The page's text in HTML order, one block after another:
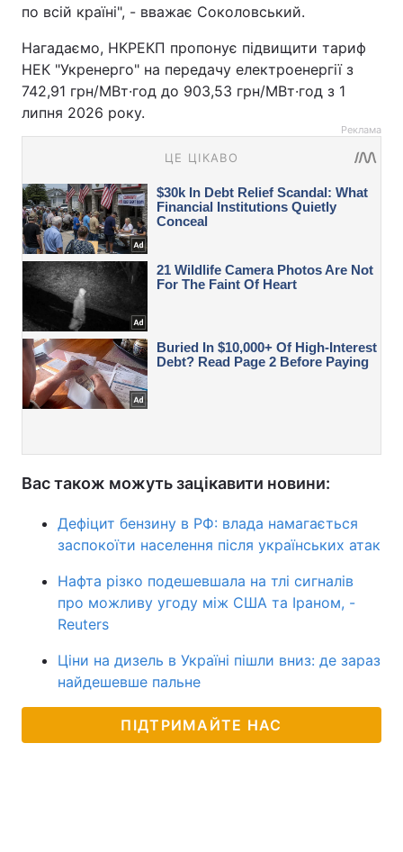
по всій країні", - вважає Соколовський.
Нагадаємо, НКРЕКП пропонує підвищити тариф
НЕК "Укренерго" на передачу електроенергії з
742,91 грн/МВт·год до 903,53 грн/МВт·год з 1
липня 2026 року.⁩
Реклама
Вас також можуть зацікавити новини:
Дефіцит бензину в РФ: влада намагається
заспокоїти населення після українських атак
Нафта різко подешевшала на тлі сигналів
про можливу угоду між США та Іраном, -
Reuters
Ціни на дизель в Україні пішли вниз: де зараз
найдешевше пальне
ПІДТРИМАЙТЕ НАС